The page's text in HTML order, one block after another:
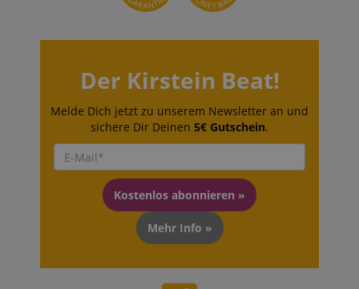
Der Kirstein Beat!
Melde Dich jetzt zu unserem Newsletter an und
sichere Dir Deinen 5€ Gutschein.
Kostenlos abonnieren »
Mehr Info »